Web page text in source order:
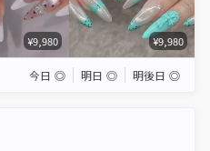
¥9,980 ¥9,980
今日 ◎ 明日 ◎ 明後日 ◎